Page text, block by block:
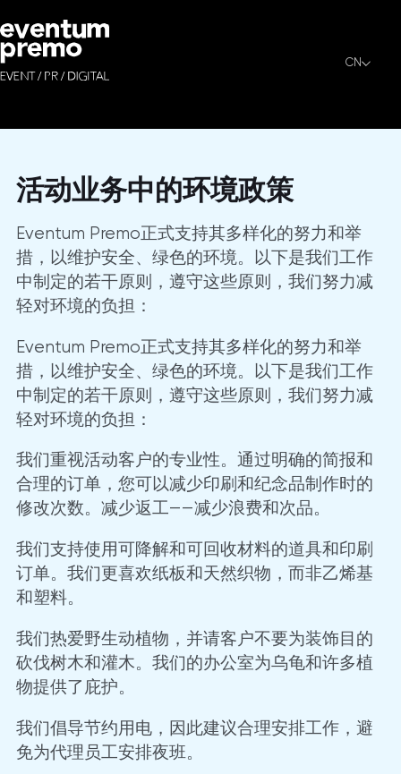
CN
活动业务中的环境政策
我们在迪拜、MENA、亚洲及全球策划并制作品牌
活动业务中的环境政策
Eventum Premo正式支持其多样化的努力和举
措，以维护安全、绿色的环境。以下是我们工作
中制定的若干原则，遵守这些原则，我们努力减
轻对环境的负担：
Eventum Premo正式支持其多样化的努力和举
措，以维护安全、绿色的环境。以下是我们工作
中制定的若干原则，遵守这些原则，我们努力减
轻对环境的负担：
我们重视活动客户的专业性。通过明确的简报和
合理的订单，您可以减少印刷和纪念品制作时的
修改次数。减少返工——减少浪费和次品。
我们支持使用可降解和可回收材料的道具和印刷
订单。我们更喜欢纸板和天然织物，而非乙烯基
和塑料。
我们热爱野生动植物，并请客户不要为装饰目的
砍伐树木和灌木。我们的办公室为乌龟和许多植
物提供了庇护。
我们倡导节约用电，因此建议合理安排工作，避
免为代理员工安排夜班。